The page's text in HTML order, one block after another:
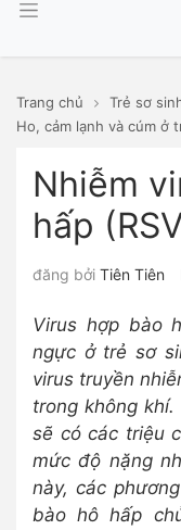
Trang chủ Trẻ sơ
Ho, cảm lạnh và cúm ở
Nhiễm
hấp
đăng bởi Tiên Tiên
Virus hợp bào
ngực ở trẻ sơ
virus truyền
trong không
sẽ có các triệu
mức độ nặng
này, các
bào hô hấp